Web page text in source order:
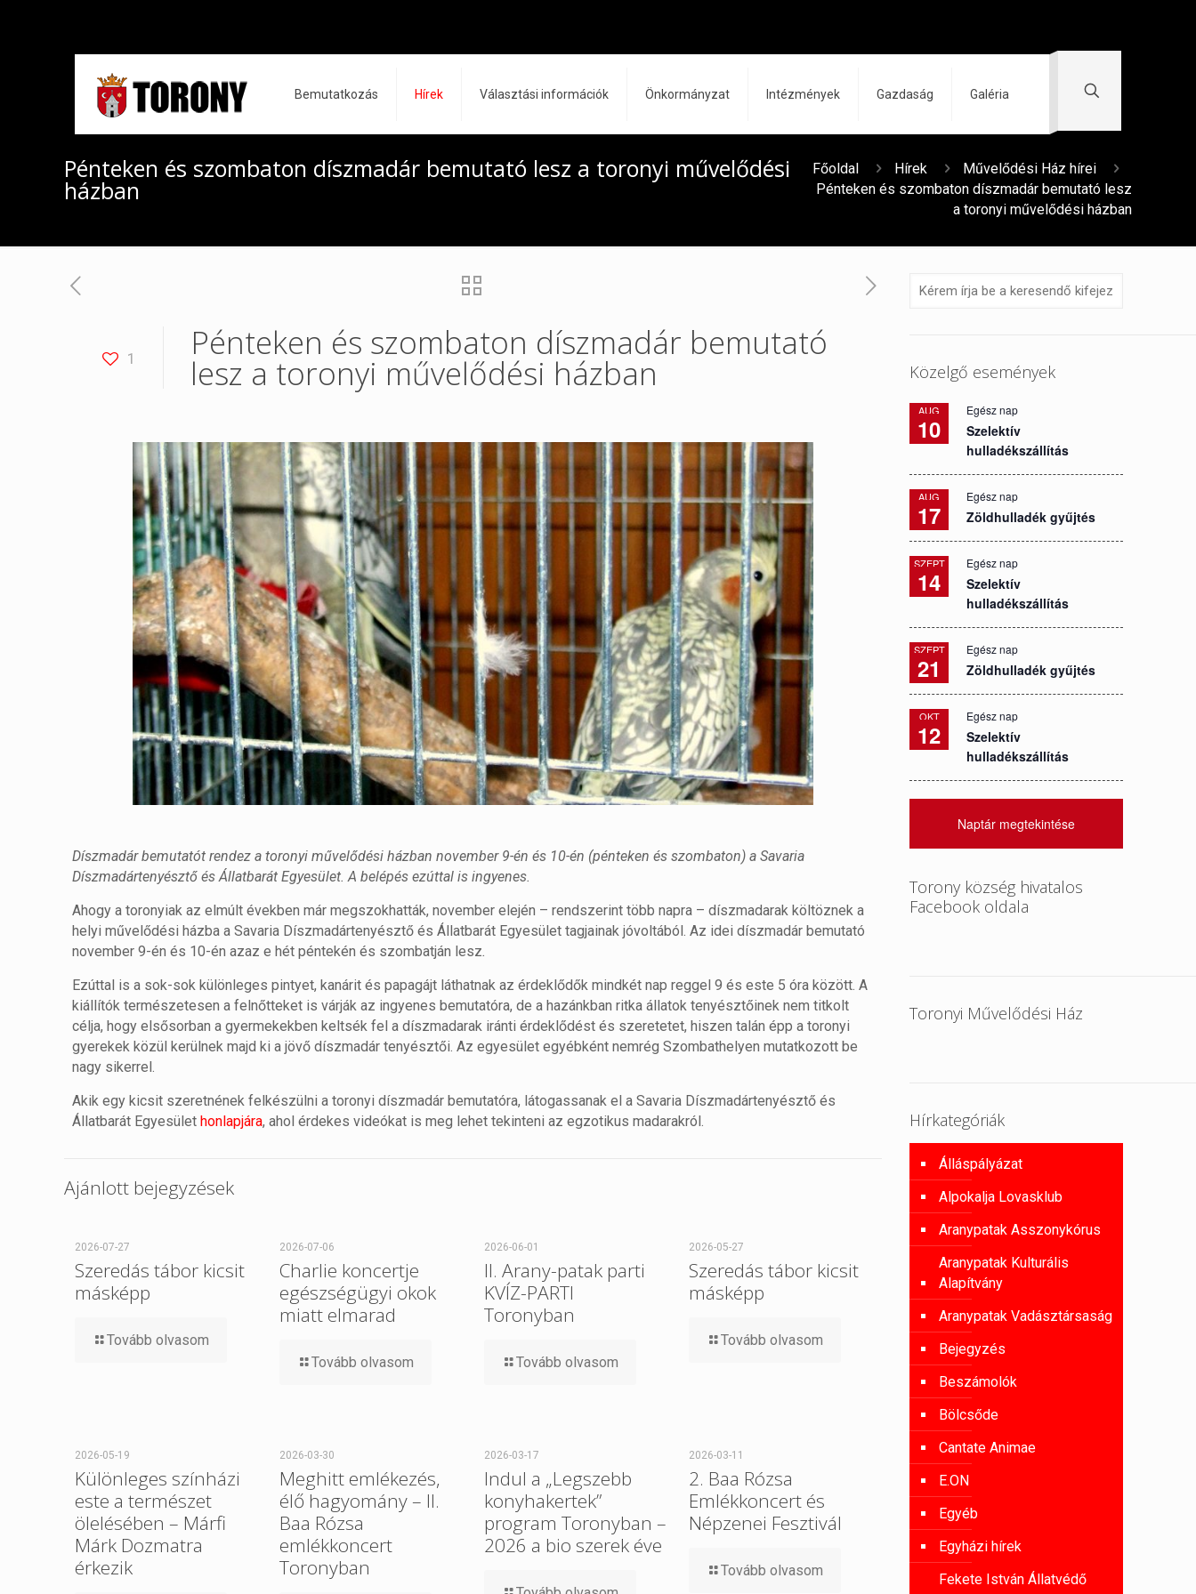
Bemutatkozás Hírek Választási információk Önkormányzat Intézmények Gazdaság Galéria
Pénteken és szombaton díszmadár bemutató lesz a toronyi művelődési
házban
Főoldal Hírek
Művelődési Ház hírei
Pénteken és szombaton díszmadár bemutató lesz
a toronyi művelődési házban
1 Pénteken és szombaton díszmadár bemutató
lesz a toronyi művelődési házban
Díszmadár bemutatót rendez a toronyi művelődési házban november 9-én és 10-én (pénteken és szombaton) a Savaria
Díszmadártenyésztő és Állatbarát Egyesület. A belépés ezúttal is ingyenes.
Ahogy a toronyiak az elmúlt években már megszokhatták, november elején – rendszerint több napra – díszmadarak költöznek a
helyi művelődési házba a Savaria Díszmadártenyésztő és Állatbarát Egyesület tagjainak jóvoltából. Az idei díszmadár bemutató
november 9-én és 10-én azaz e hét péntekén és szombatján lesz.
Ezúttal is a sok-sok különleges pintyet, kanárit és papagájt láthatnak az érdeklődők mindkét nap reggel 9 és este 5 óra között. A
kiállítók természetesen a felnőtteket is várják az ingyenes bemutatóra, de a hazánkban ritka állatok tenyésztőinek nem titkolt
célja, hogy elsősorban a gyermekekben keltsék fel a díszmadarak iránti érdeklődést és szeretetet, hiszen talán épp a toronyi
gyerekek közül kerülnek majd ki a jövő díszmadár tenyésztői. Az egyesület egyébként nemrég Szombathelyen mutatkozott be
nagy sikerrel.
Akik egy kicsit szeretnének felkészülni a toronyi díszmadár bemutatóra, látogassanak el a Savaria Díszmadártenyésztő és
Állatbarát Egyesület honlapjára, ahol érdekes videókat is meg lehet tekinteni az egzotikus madarakról.
Ajánlott bejegyzések
2026-07-27
Szeredás tábor kicsit
másképp
Tovább olvasom
2026-07-06
Charlie koncertje
egészségügyi okok
miatt elmarad
Tovább olvasom
2026-06-01
II. Arany-patak parti
KVÍZ-PARTI
Toronyban
Tovább olvasom
2026-05-27
Szeredás tábor kicsit
másképp
Tovább olvasom
2026-05-19
Különleges színházi
este a természet
ölelésében – Márfi
Márk Dozmatra
érkezik
2026-03-30
Meghitt emlékezés,
élő hagyomány – II.
Baa Rózsa
emlékkoncert
Toronyban
2026-03-17
Indul a „Legszebb
konyhakertek”
program Toronyban –
2026 a bio szerek éve
2026-03-11
2. Baa Rózsa
Emlékkoncert és
Népzenei Fesztivál
Tovább olvasom
Közelgő események
AUG
10
Egész nap
Szelektív
hulladékszállítás
AUG
17
Egész nap
Zöldhulladék gyűjtés
SZEPT
14
Egész nap
Szelektív
hulladékszállítás
SZEPT
21
Egész nap
Zöldhulladék gyűjtés
OKT
12
Egész nap
Szelektív
hulladékszállítás
Naptár megtekintése
Torony község hivatalos
Facebook oldala
Toronyi Művelődési Ház
Hírkategóriák
Álláspályázat
Alpokalja Lovasklub
Aranypatak Asszonykórus
Aranypatak Kulturális
Alapítvány
Aranypatak Vadásztársaság
Bejegyzés
Beszámolók
Bölcsőde
Cantate Animae
E.ON
Egyéb
Egyházi hírek
Fekete István Állatvédő